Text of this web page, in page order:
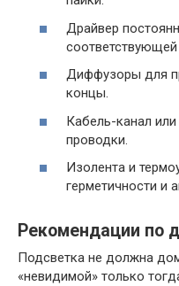
Драйвер
Диффузоры для
концы.
Кабель-канал
проводки.
Изолента и
герметичности и
Рекомендации по
Подсветка не должна
«невидимой» только